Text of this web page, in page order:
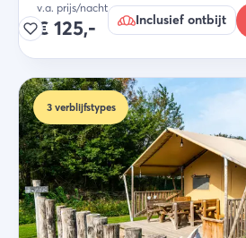
v.a. prijs/nacht
€ 125,- Inclusief ontbijt
3 verblijfstypes